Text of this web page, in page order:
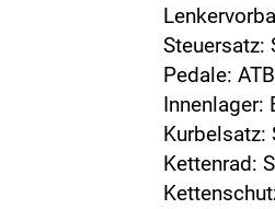
Steuersatz:
Pedale:
Innenlager:
Kurbelsatz:
Kettenrad: